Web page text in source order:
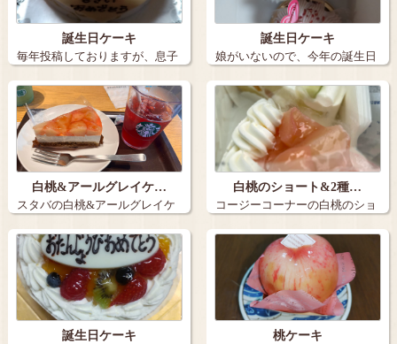
誕生日ケーキ
毎年投稿しておりますが、息子
の誕生日ケー…
誕生日ケーキ
娘がいないので、今年の誕生日
ケーキは３個…
白桃&アールグレイケ…
スタバの白桃&アールグレイケ
ーキとアイス…
白桃のショート&2種…
コージーコーナーの白桃のショ
ートと2種の…
誕生日ケーキ 桃ケーキ